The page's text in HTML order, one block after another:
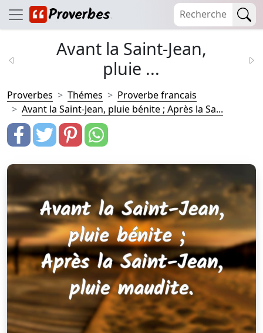
Avant la Saint-Jean,
pluie ...
Proverbes Thémes
Proverbe francais
Avant la Saint-Jean, pluie bénite ; Après la Sa...